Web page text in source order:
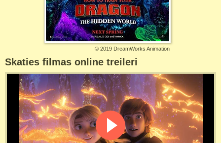
© 2019 DreamWorks Animation
Skaties filmas online treileri